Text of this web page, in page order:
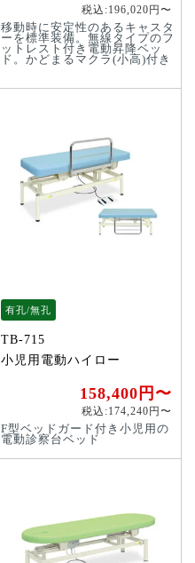
税込:196,020円〜
移動時に安定性のあるキャスタ
ーを標準装備。無線タイプのフ
ットレスト付き電動昇降ベッ
ド。かどまるマクラ(小高)付き
有孔/無孔
TB-715
小児用電動ハイロー
158,400円〜
税込:174,240円〜
F型ベッドガード付き小児用の
電動診察台ベッド